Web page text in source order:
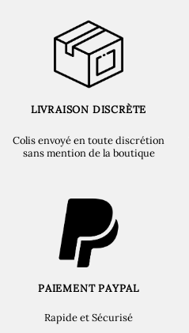
LIVRAISON DISCRÈTE
Colis envoyé en toute discrétion
sans mention de la boutique
PAIEMENT PAYPAL
Rapide et Sécurisé